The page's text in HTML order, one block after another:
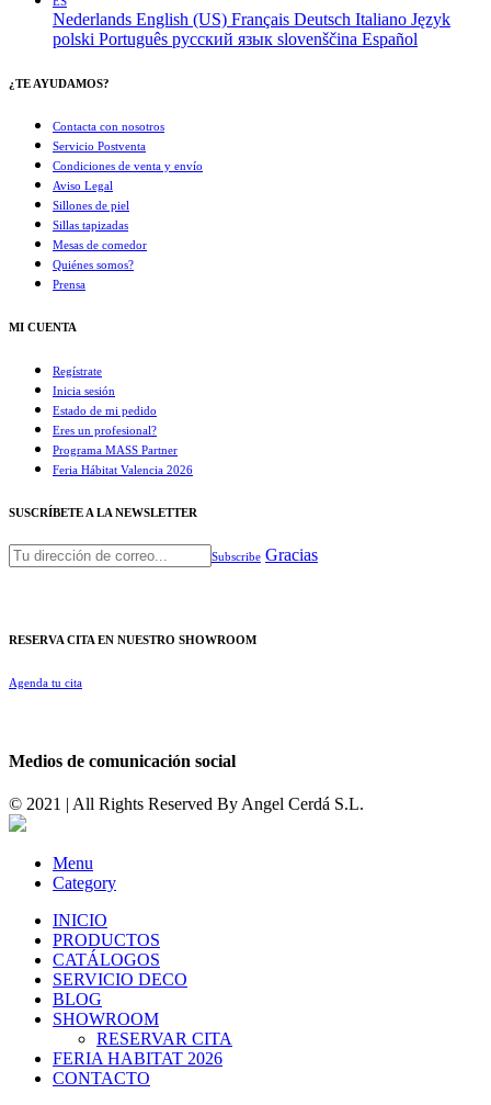
Nederlands English (US) Français Deutsch Italiano Język
polski Português русский язык slovenščina Español
¿TE AYUDAMOS?
Contacta con nosotros
Servicio Postventa
Condiciones de venta y envío
Aviso Legal
Sillones de piel
Sillas tapizadas
Mesas de comedor
Quiénes somos?
Prensa
MI CUENTA
Regístrate
Inicia sesión
Estado de mi pedido
Eres un profesional?
Programa MASS Partner
Feria Hábitat Valencia 2026​
SUSCRÍBETE A LA NEWSLETTER
Subscribe Gracias
RESERVA CITA EN NUESTRO SHOWROOM
Agenda tu cita
Medios de comunicación social
© 2021 | All Rights Reserved By Angel Cerdá S.L.
Menu
Category
INICIO
PRODUCTOS
CATÁLOGOS
SERVICIO DECO
BLOG
SHOWROOM
RESERVAR CITA
FERIA HABITAT 2026
CONTACTO